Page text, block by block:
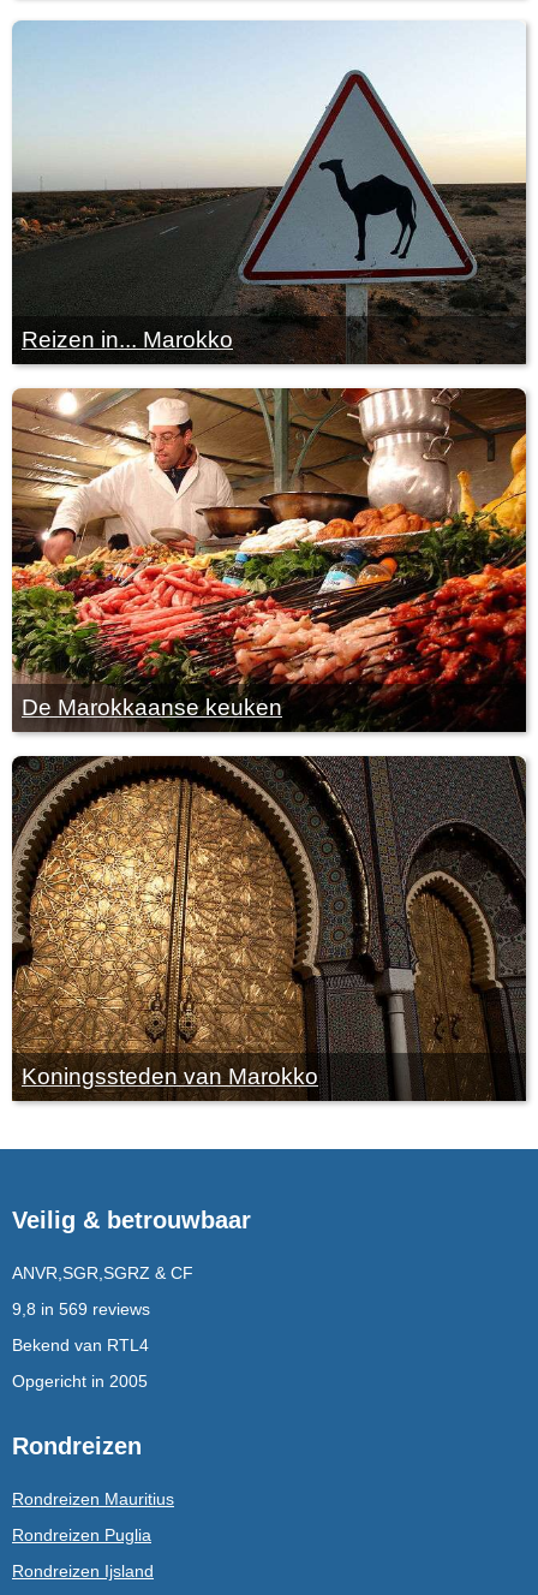
Reizen in... Marokko
De Marokkaanse keuken
Koningssteden van Marokko
Veilig & betrouwbaar
ANVR,SGR,SGRZ & CF
9,8 in 569 reviews
Bekend van RTL4
Opgericht in 2005
Rondreizen
Rondreizen Mauritius
Rondreizen Puglia
Rondreizen Ijsland